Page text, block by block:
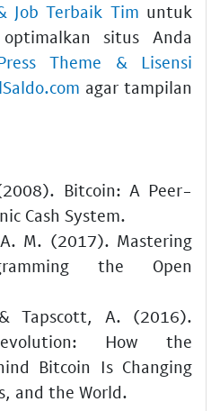
Job Terbaik Tim untuk
situs Anda
Theme & Lisensi
agar tampilan
Bitcoin: A Peer-
Cash System.
M. (2017). Mastering
the Open
Tapscott, A. (2016).
How the
Bitcoin Is Changing
and the World.